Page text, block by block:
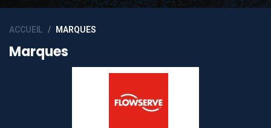
ACCUEIL MARQUES
Marques